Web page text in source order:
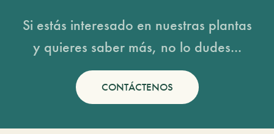
Si estás interesado en nuestras plantas
y quieres saber más, no lo dudes...
CONTÁCTENOS